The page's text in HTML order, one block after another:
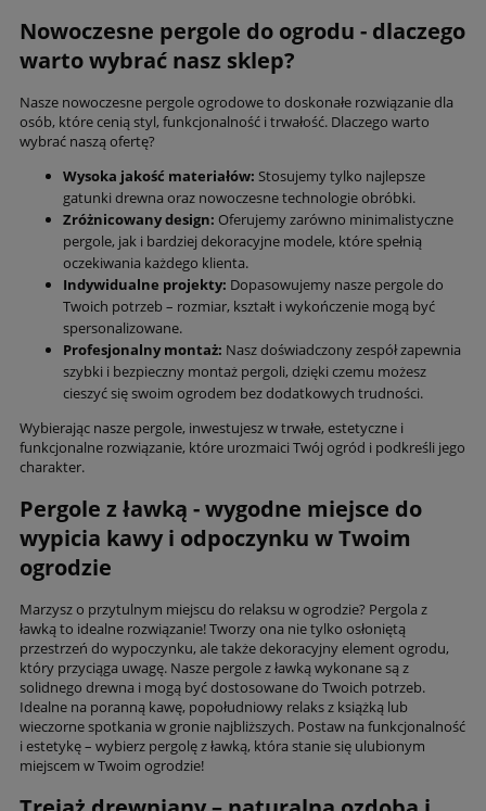
Nowoczesne pergole do ogrodu - dlaczego
warto wybrać nasz sklep?
Nasze nowoczesne pergole ogrodowe to doskonałe rozwiązanie dla
osób, które cenią styl, funkcjonalność i trwałość. Dlaczego warto
wybrać naszą ofertę?
Wysoka jakość materiałów: Stosujemy tylko najlepsze
gatunki drewna oraz nowoczesne technologie obróbki.
Zróżnicowany design: Oferujemy zarówno minimalistyczne
pergole, jak i bardziej dekoracyjne modele, które spełnią
oczekiwania każdego klienta.
Indywidualne projekty: Dopasowujemy nasze pergole do
Twoich potrzeb – rozmiar, kształt i wykończenie mogą być
spersonalizowane.
Profesjonalny montaż: Nasz doświadczony zespół zapewnia
szybki i bezpieczny montaż pergoli, dzięki czemu możesz
cieszyć się swoim ogrodem bez dodatkowych trudności.
Wybierając nasze pergole, inwestujesz w trwałe, estetyczne i
funkcjonalne rozwiązanie, które urozmaici Twój ogród i podkreśli jego
charakter.
Pergole z ławką - wygodne miejsce do
wypicia kawy i odpoczynku w Twoim
ogrodzie
Marzysz o przytulnym miejscu do relaksu w ogrodzie? Pergola z
ławką to idealne rozwiązanie! Tworzy ona nie tylko osłoniętą
przestrzeń do wypoczynku, ale także dekoracyjny element ogrodu,
który przyciąga uwagę. Nasze pergole z ławką wykonane są z
solidnego drewna i mogą być dostosowane do Twoich potrzeb.
Idealne na poranną kawę, popołudniowy relaks z książką lub
wieczorne spotkania w gronie najbliższych. Postaw na funkcjonalność
i estetykę – wybierz pergolę z ławką, która stanie się ulubionym
miejscem w Twoim ogrodzie!